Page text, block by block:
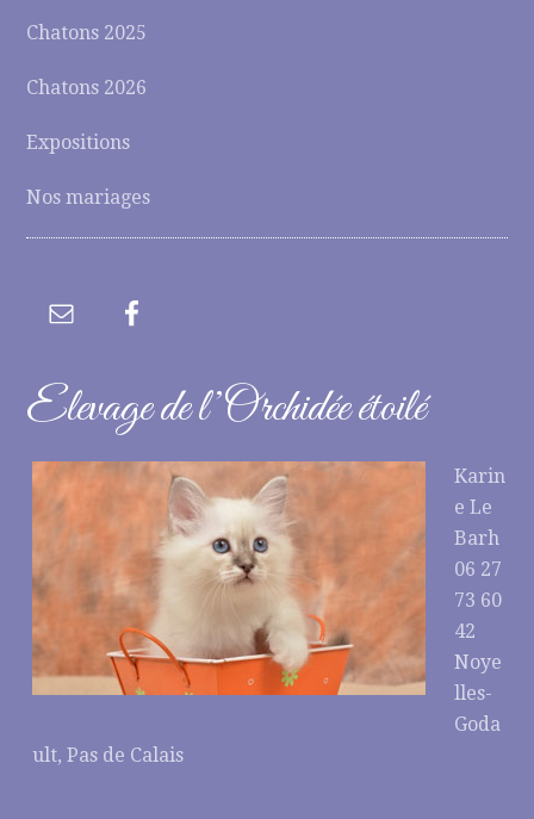
Chatons 2025
Chatons 2026
Expositions
Nos mariages
Elevage de l’Orchidée étoilé
Karin
e Le
Barh
06 27
73 60
42
Noye
lles-
Goda
ult, Pas de Calais